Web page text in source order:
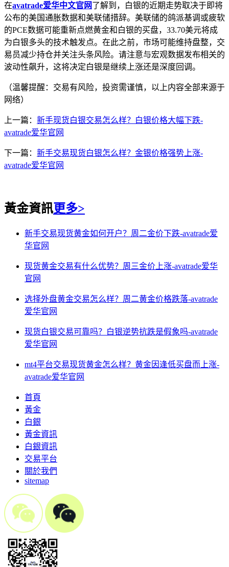
在avatrade爱华中文官网了解到，白银的近期走势取决于即将
公布的美国通胀数据和美联储措辞。美联储的鸽派基调或疲软
的PCE数据可能重新点燃黄金和白银的买盘，33.70美元将成
为白银多头的技术触发点。在此之前，市场可能维持盘整，交
易员减少持仓并关注头条风险。请注意与宏观数据发布相关的
波动性飙升，这将决定白银是继续上涨还是深度回调。
（温馨提醒：交易有风险，投资需谨慎，以上内容全部来源于
网络）
上一篇： 新手现货白银交易怎么样？白银价格大幅下跌-
avatrade爱华官网
下一篇： 新手交易现货白银怎么样？金银价格强势上涨-
avatrade爱华官网
黃金資訊更多>
新手交易现货黄金如何开户？周二金价下跌-avatrade爱
华官网
现货黄金交易有什么优势？周三金价上涨-avatrade爱华
官网
选择外盘黄金交易怎么样？周二黄金价格跌落-avatrade
爱华官网
现货白银交易可靠吗？白银逆势抗跌是假象吗-avatrade
爱华官网
mt4平台交易现货黄金怎么样？黄金因逢低买盘而上涨-
avatrade爱华官网
首頁
黃金
白銀
黃金資訊
白銀資訊
交易平台
關於我們
sitemap